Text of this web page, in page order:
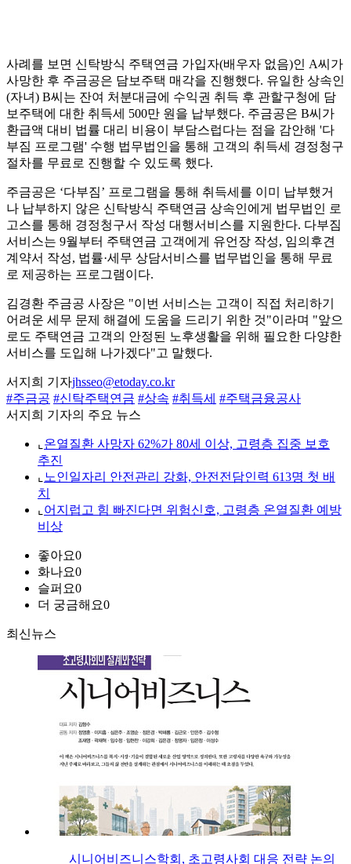
사례를 보면 신탁방식 주택연금 가입자(배우자 없음)인 A씨가
사망한 후 주금공은 담보주택 매각을 진행했다. 유일한 상속인
(자녀) B씨는 잔여 처분대금에 수익권 취득 후 관할구청에 담
보주택에 대한 취득세 500만 원을 납부했다. 주금공은 B씨가
환급액 대비 법률 대리 비용이 부담스럽다는 점을 감안해 '다
부짐 프로그램' 수행 법무법인을 통해 고객의 취득세 경정청구
절차를 무료로 진행할 수 있도록 했다.
주금공은 ‘다부짐’ 프로그램을 통해 취득세를 이미 납부했거
나 납부하지 않은 신탁방식 주택연금 상속인에게 법무법인 로
고스를 통해 경정청구서 작성 대행서비스를 지원한다. 다부짐
서비스는 9월부터 주택연금 고객에게 유언장 작성, 임의후견
계약서 작성, 법률·세무 상담서비스를 법무법인을 통해 무료
로 제공하는 프로그램이다.
김경환 주금공 사장은 "이번 서비스는 고객이 직접 처리하기
어려운 세무 문제 해결에 도움을 드리기 위한 것"이라며 "앞으
로도 주택연금 고객의 안정된 노후생활을 위해 필요한 다양한
서비스를 도입해 나가겠다"고 말했다.
서지희 기자jhsseo@etoday.co.kr
#주금공 #신탁주택연금 #상속 #취득세 #주택금융공사
서지희 기자의 주요 뉴스
⌞ 온열질환 사망자 62%가 80세 이상, 고령층 집중 보호
추진
⌞ 노인일자리 안전관리 강화, 안전전담인력 613명 첫 배
치
⌞ 어지럽고 힘 빠진다면 위험신호, 고령층 온열질환 예방
비상
좋아요0
화나요0
슬퍼요0
더 궁금해요0
최신뉴스
시니어비즈니스학회, 초고령사회 대응 전략 논의